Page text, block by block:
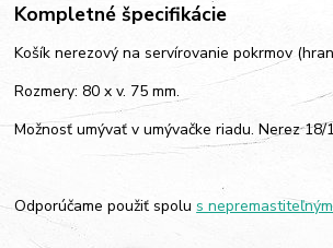
Kompletné špecifikácie
Košík nerezový na servírovanie pokrmov
Rozmery: 80 x v. 75 mm.
Možnosť umývať v umývačke riadu. Nerez 18/
Odporúčame použiť spolus